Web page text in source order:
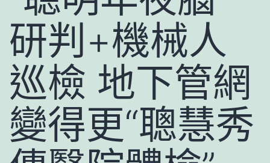
研判+機械人
巡檢 地下管網
變得更“聰慧秀